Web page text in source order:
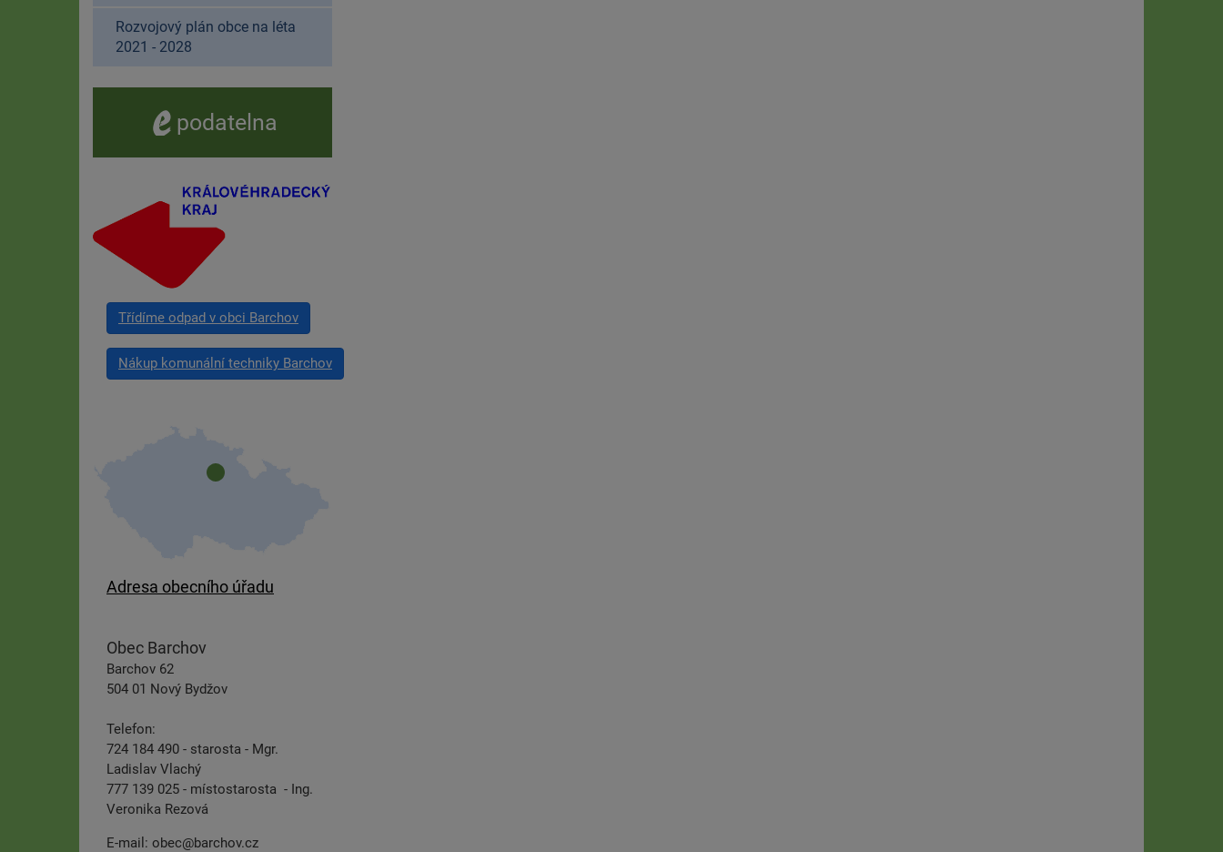
Rozvojový plán obce na léta
2021 - 2028
e -podatelna
Třídíme odpad v obci Barchov
Nákup komunální techniky Barchov
Adresa obecního úřadu
Obec Barchov
Barchov 62
504 01 Nový Bydžov
Telefon:
724 184 490 - starosta - Mgr.
Ladislav Vlachý
777 139 025 - místostarosta - Ing.
Veronika Rezová
E-mail: obec@barchov.cz